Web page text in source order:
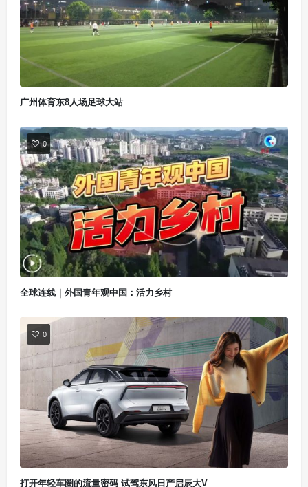
广州体育东8人场足球大站
0
全球连线｜外国青年观中国：活力乡村
0
打开年轻车圈的流量密码 试驾东风日产启辰大V